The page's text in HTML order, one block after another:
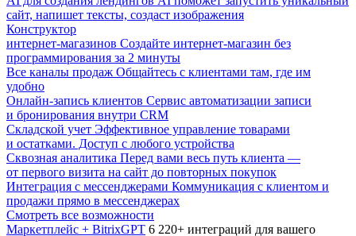
сайт, напишет тексты, создаст изображения
Конструктор
интернет-магазинов Создайте интернет-магазин без
программирования за 2 минуты
Все каналы продаж Общайтесь с клиентами там, где им
удобно
Онлайн-запись клиентов Сервис автоматизации записи
и бронирования внутри CRM
Складской учет Эффективное управление товарами
и остатками. Доступ с любого устройства
Сквозная аналитика Перед вами весь путь клиента —
от первого визита на сайт до повторных покупок
Интеграция с мессенджерами Коммуникация с клиентом и
продажи прямо в мессенджерах
Смотреть все возможности
Маркетплейс + BitrixGPT 6 220+ интеграций для вашего